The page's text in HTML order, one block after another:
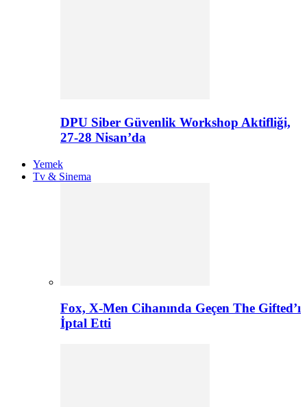
DPU Siber Güvenlik Workshop Aktifliği,
27-28 Nisan’da
Yemek
Tv & Sinema
Fox, X-Men Cihanında Geçen The Gifted’ı
İptal Etti